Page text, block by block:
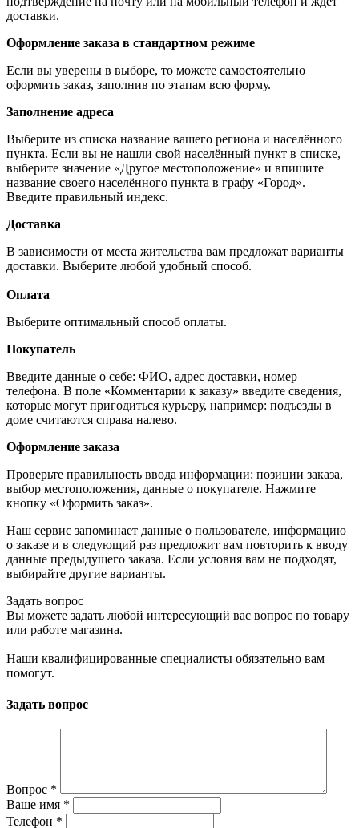
доставки.
Оформление заказа в стандартном режиме
Если вы уверены в выборе, то можете самостоятельно
оформить заказ, заполнив по этапам всю форму.
Заполнение адреса
Выберите из списка название вашего региона и населённого
пункта. Если вы не нашли свой населённый пункт в списке,
выберите значение «Другое местоположение» и впишите
название своего населённого пункта в графу «Город».
Введите правильный индекс.
Доставка
В зависимости от места жительства вам предложат варианты
доставки. Выберите любой удобный способ.
Оплата
Выберите оптимальный способ оплаты.
Покупатель
Введите данные о себе: ФИО, адрес доставки, номер
телефона. В поле «Комментарии к заказу» введите сведения,
которые могут пригодиться курьеру, например: подъезды в
доме считаются справа налево.
Оформление заказа
Проверьте правильность ввода информации: позиции заказа,
выбор местоположения, данные о покупателе. Нажмите
кнопку «Оформить заказ».
Наш сервис запоминает данные о пользователе, информацию
о заказе и в следующий раз предложит вам повторить к вводу
данные предыдущего заказа. Если условия вам не подходят,
выбирайте другие варианты.
Задать вопрос
Вы можете задать любой интересующий вас вопрос по товару
или работе магазина.
Наши квалифицированные специалисты обязательно вам
помогут.
Задать вопрос
Вопрос *
Ваше имя *
Телефон *